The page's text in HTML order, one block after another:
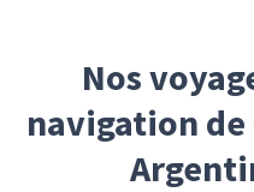
Nos
navigation